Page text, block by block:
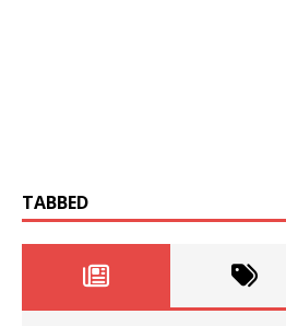
TABBED